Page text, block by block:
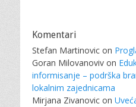
Komentari
Stefan Martinovic on
Goran Milovanoviv on
informisanje – podrška
lokalnim zajednicama
Mirjana Zivanovic on